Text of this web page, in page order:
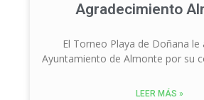
Agradecimiento
El Torneo Playa de Doñana le
Ayuntamiento de Almonte por su
LEER MÁS »